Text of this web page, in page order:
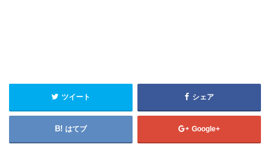
ツイート シェア
はてブ Google+